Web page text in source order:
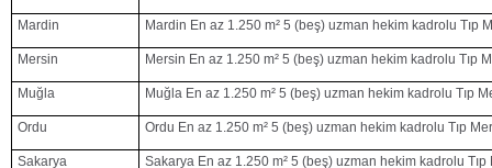
Mardin Mardin En az 1.250 m² 5 (beş) uzman hekim kadrolu Tıp
Mersin Mersin En az 1.250 m² 5 (beş) uzman hekim kadrolu Tıp
Muğla Muğla En az 1.250 m² 5 (beş) uzman hekim kadrolu Tıp
Ordu Ordu En az 1.250 m² 5 (beş) uzman hekim kadrolu Tıp
Sakarya Sakarya En az 1.250 m² 5 (beş) uzman hekim kadrolu Tıp